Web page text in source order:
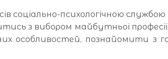
соціально-психологічною
з вибором майбутньої
особливостей, познайомити з